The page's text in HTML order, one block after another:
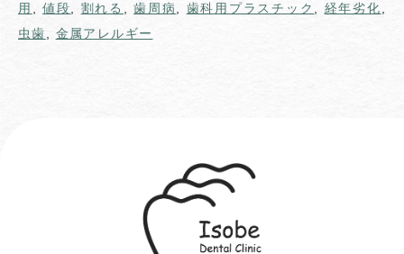
用 , 値段, 割れる ,歯周病, 歯科用プラスチック , 経年劣化,
虫歯, 金属アレルギー